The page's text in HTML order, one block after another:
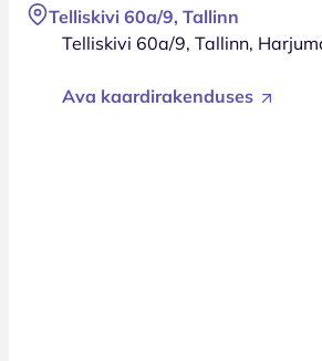
Telliskivi 60a/9, Tallinn
Telliskivi 60a/9, Tallinn,
Ava kaardirakenduses